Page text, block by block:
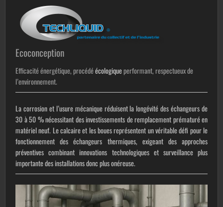
Ecoconception
Efficacité énergétique, procédéécologiqueperformant, respectueux de
l’environnement.
La corrosion et l’usure mécanique réduisent la longévité des échangeurs de
30 à 50 % nécessitant des investissements de remplacement prématuré en
matériel neuf. Le calcaire et les boues représentent un véritable défi pour le
fonctionnement des échangeurs thermiques, exigeant des approches
préventives combinant innovations technologiques et surveillance plus
importante des installations donc plus onéreuse.